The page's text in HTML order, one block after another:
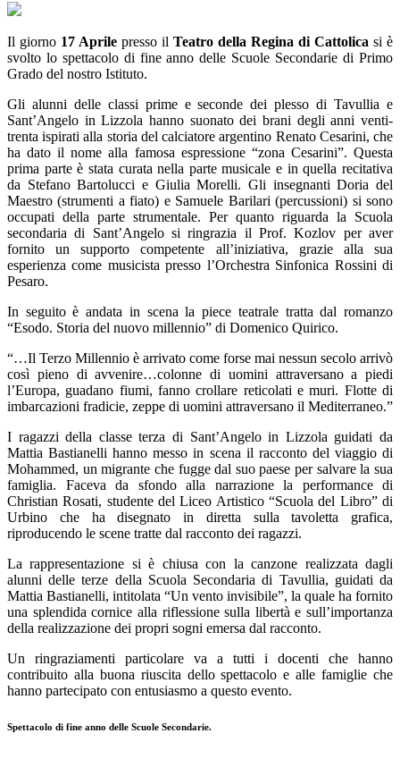
Il giorno 17 Aprile presso il Teatro della Regina di Cattolica si è
svolto lo spettacolo di fine anno delle Scuole Secondarie di Primo
Grado del nostro Istituto.
Gli alunni delle classi prime e seconde dei plesso di Tavullia e
Sant’Angelo in Lizzola hanno suonato dei brani degli anni venti-
trenta ispirati alla storia del calciatore argentino Renato Cesarini, che
ha dato il nome alla famosa espressione “zona Cesarini”. Questa
prima parte è stata curata nella parte musicale e in quella recitativa
da Stefano Bartolucci e Giulia Morelli. Gli insegnanti Doria del
Maestro (strumenti a fiato) e Samuele Barilari (percussioni) si sono
occupati della parte strumentale. Per quanto riguarda la Scuola
secondaria di Sant’Angelo si ringrazia il Prof. Kozlov per aver
fornito un supporto competente all’iniziativa, grazie alla sua
esperienza come musicista presso l’Orchestra Sinfonica Rossini di
Pesaro.
In seguito è andata in scena la piece teatrale tratta dal romanzo
“Esodo. Storia del nuovo millennio” di Domenico Quirico.
“…Il Terzo Millennio è arrivato come forse mai nessun secolo arrivò
così pieno di avvenire…colonne di uomini attraversano a piedi
l’Europa, guadano fiumi, fanno crollare reticolati e muri. Flotte di
imbarcazioni fradicie, zeppe di uomini attraversano il Mediterraneo.”
I ragazzi della classe terza di Sant’Angelo in Lizzola guidati da
Mattia Bastianelli hanno messo in scena il racconto del viaggio di
Mohammed, un migrante che fugge dal suo paese per salvare la sua
famiglia. Faceva da sfondo alla narrazione la performance di
Christian Rosati, studente del Liceo Artistico “Scuola del Libro” di
Urbino che ha disegnato in diretta sulla tavoletta grafica,
riproducendo le scene tratte dal racconto dei ragazzi.
La rappresentazione si è chiusa con la canzone realizzata dagli
alunni delle terze della Scuola Secondaria di Tavullia, guidati da
Mattia Bastianelli, intitolata “Un vento invisibile”, la quale ha fornito
una splendida cornice alla riflessione sulla libertà e sull’importanza
della realizzazione dei propri sogni emersa dal racconto.
Un ringraziamenti particolare va a tutti i docenti che hanno
contribuito alla buona riuscita dello spettacolo e alle famiglie che
hanno partecipato con entusiasmo a questo evento.
Spettacolo di fine anno delle Scuole Secondarie.